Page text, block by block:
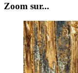
Zoom sur...